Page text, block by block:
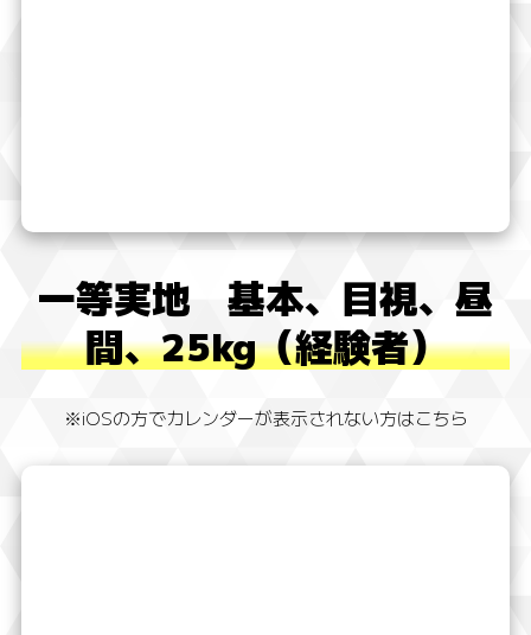
一等実地 基本、目視、昼
間、25kg（経験者）
※iOSの方でカレンダーが表示されない方はこちら